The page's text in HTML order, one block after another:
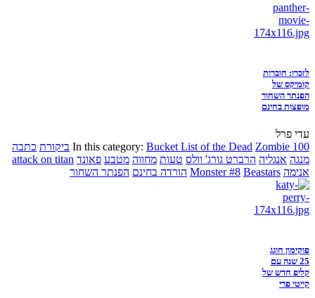
לזכרו: חוברות
קומיקס של
הפנתר השחור
מופצות בחינם
עדי פרל
In this category: Bucket List of the Dead Zombie 100 ביקורת כתבה
מנגה אנגליה הרברט גורג' וולס טעות מחווה מטבע פאונד attack on titan
אנימה
Monster #8 Beastars הורדה בחינם הפנתר השחור
פוקימון חוגג
25 שנה עם
קליפ חדש של
קייטי פרי